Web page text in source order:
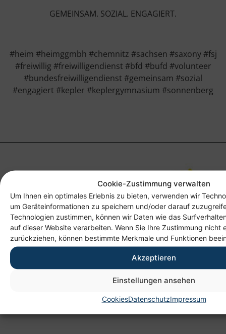
Cookie-Zustimmung verwalten
Um Ihnen ein optimales Erlebnis zu bieten, verwenden wir
um Geräteinformationen zu speichern und/oder darauf
Technologien zustimmen, können wir Daten wie das
auf dieser Website verarbeiten. Wenn Sie Ihre Zustimmung nicht
zurückziehen, können bestimmte Merkmale und Funktionen
Akzeptieren
Einstellungen ansehen
CookiesDatenschutzImpressum
GEMEINSAM. SOZIAL. ENGAGIERT.
#heim #heimggmbh #chemnitz #sachsen #saxony #fsj
#freiwillig #freiwilligendienst #bfd #bufd #volunteer
#bundesfreiwilligendienst #gemeinsam #sozial
#engagiert #kepler #keplergymnasium #sonnenberg
Anschrift
Heim gemeinnützige GmbH
Lichtenauer Weg 1
09114 Chemnitz